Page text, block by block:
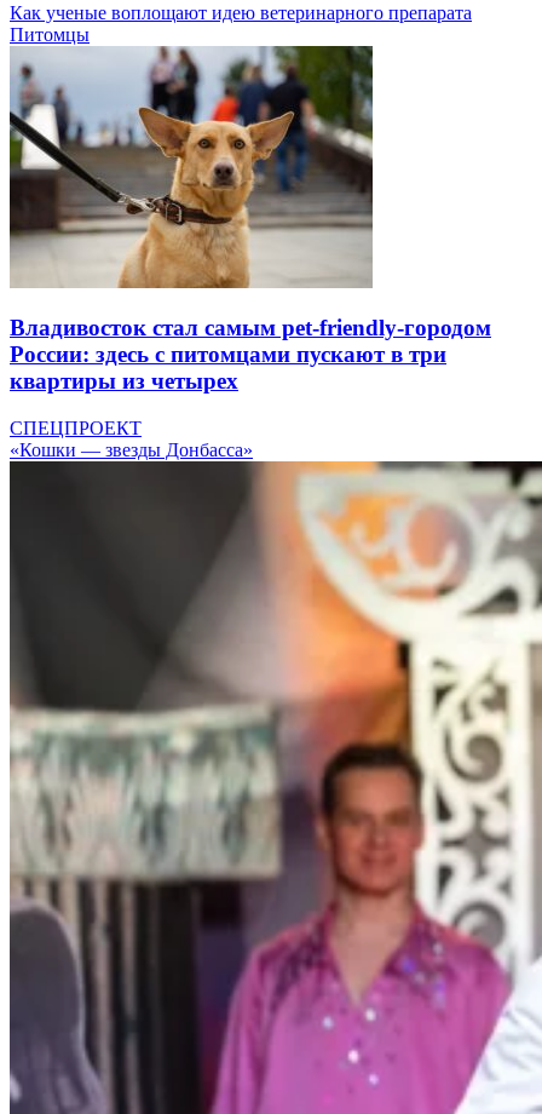
Как ученые воплощают идею ветеринарного препарата
Питомцы
Владивосток стал самым pet-friendly-городом
России: здесь с питомцами пускают в три
квартиры из четырех
СПЕЦПРОЕКТ
«Кошки — звезды Донбасса»